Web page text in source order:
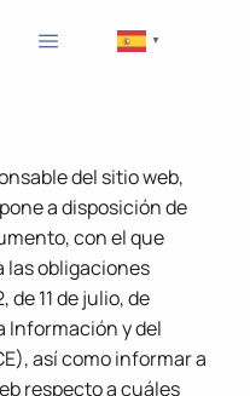
▼
del sitio web,
a disposición de
con el que
las obligaciones
11 de julio, de
Información y del
así como informar a
respecto a cuáles